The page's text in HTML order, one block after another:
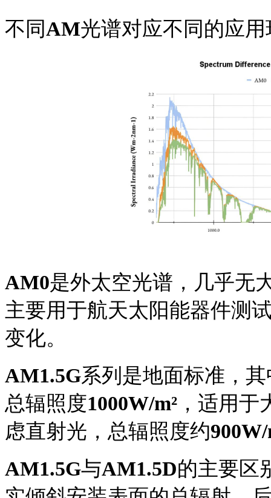
不同AM光谱对应不同的应
AM0是外太空光谱，几乎无
主要用于航天太阳能器件测
变化。
AM1.5G系列是地面标准，其
总辐照度1000W/m² ，适用
虑直射光，总辐照度约900W/
AM1.5G与AM1.5D的主要区